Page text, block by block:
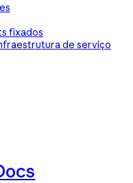
fixados
de serviço